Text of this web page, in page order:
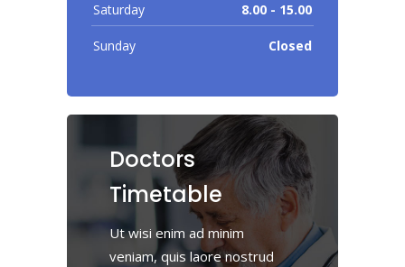
Saturday 8.00 - 15.00
Sunday Closed
Doctors
Timetable
Ut wisi enim ad minim
veniam, quis laore nostrud